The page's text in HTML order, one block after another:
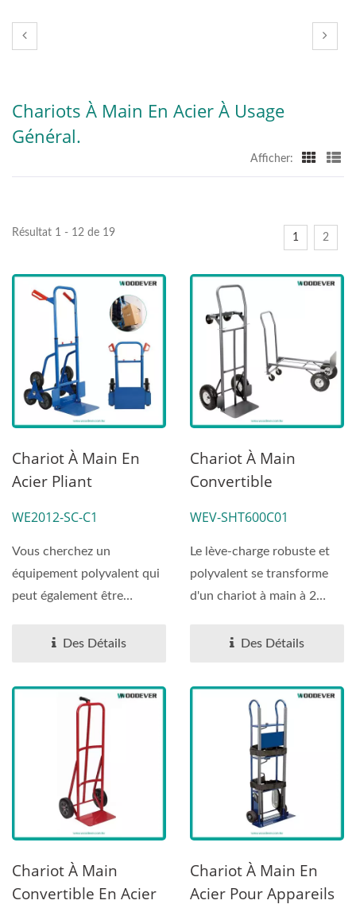
Chariots À Main En Acier À Usage
Général.
Afficher:
Résultat 1 - 12 de 19 1 2
Chariot À Main En
Acier Pliant
Escaliers Avec Patins.
WE2012-SC-C1
Vous cherchez un
équipement polyvalent qui
peut également être
chariot...
Des Détails
Chariot À Main
Convertible
Acier De 600lbs 2-En-
1
WEV-SHT600C01
Le lève-charge robuste et
polyvalent se transforme
d'un chariot à main à 2
Des Détails
Chariot À Main
Convertible En Acier
Chariot À Main En
Acier Pour Appareils